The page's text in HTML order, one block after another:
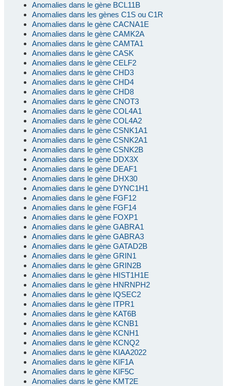
Anomalies dans le gène BCL11B
Anomalies dans les gènes C1S ou C1R
Anomalies dans le gène CACNA1E
Anomalies dans le gène CAMK2A
Anomalies dans le gène CAMTA1
Anomalies dans le gène CASK
Anomalies dans le gène CELF2
Anomalies dans le gène CHD3
Anomalies dans le gène CHD4
Anomalies dans le gène CHD8
Anomalies dans le gène CNOT3
Anomalies dans le gène COL4A1
Anomalies dans le gène COL4A2
Anomalies dans le gène CSNK1A1
Anomalies dans le gène CSNK2A1
Anomalies dans le gène CSNK2B
Anomalies dans le gène DDX3X
Anomalies dans le gène DEAF1
Anomalies dans le gène DHX30
Anomalies dans le gène DYNC1H1
Anomalies dans le gène FGF12
Anomalies dans le gène FGF14
Anomalies dans le gène FOXP1
Anomalies dans le gène GABRA1
Anomalies dans le gène GABRA3
Anomalies dans le gène GATAD2B
Anomalies dans le gène GRIN1
Anomalies dans le gène GRIN2B
Anomalies dans le gène HIST1H1E
Anomalies dans le gène HNRNPH2
Anomalies dans le gène IQSEC2
Anomalies dans le gène ITPR1
Anomalies dans le gène KAT6B
Anomalies dans le gène KCNB1
Anomalies dans le gène KCNH1
Anomalies dans le gène KCNQ2
Anomalies dans le gène KIAA2022
Anomalies dans le gène KIF1A
Anomalies dans le gène KIF5C
Anomalies dans le gène KMT2E